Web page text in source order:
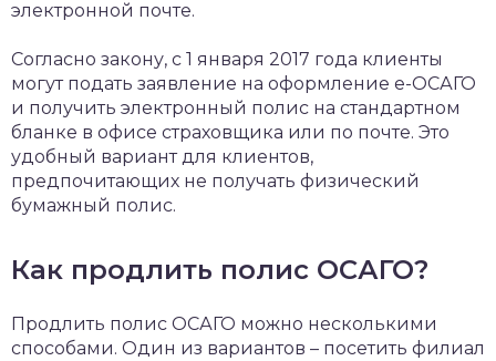
электронной почте.
Согласно закону, с 1 января 2017 года клиенты
могут подать заявление на оформление е-ОСАГО
и получить электронный полис на стандартном
бланке в офисе страховщика или по почте. Это
удобный вариант для клиентов,
предпочитающих не получать физический
бумажный полис.
Как продлить полис ОСАГО?
Продлить полис ОСАГО можно несколькими
способами. Один из вариантов – посетить филиал